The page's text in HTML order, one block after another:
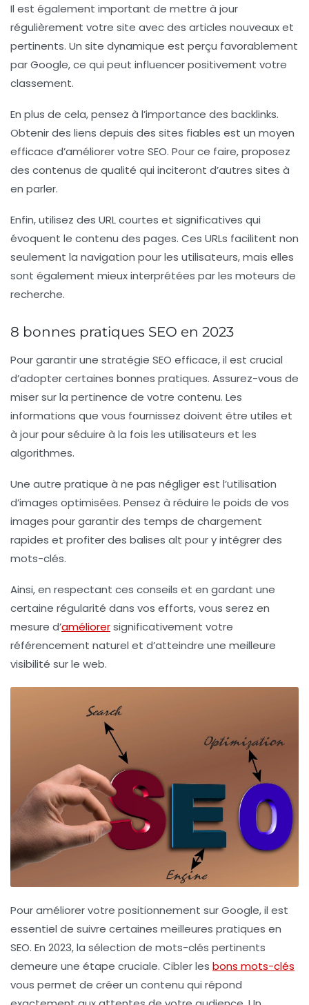
Il est également important de mettre à jour
régulièrement votre site avec des articles nouveaux et
pertinents. Un site dynamique est perçu favorablement
par Google, ce qui peut influencer positivement votre
classement.
En plus de cela, pensez à l’importance des backlinks.
Obtenir des liens depuis des sites fiables est un moyen
efficace d’améliorer votre SEO. Pour ce faire, proposez
des contenus de qualité qui inciteront d’autres sites à
en parler.
Enfin, utilisez des URL courtes et significatives qui
évoquent le contenu des pages. Ces URLs facilitent non
seulement la navigation pour les utilisateurs, mais elles
sont également mieux interprétées par les moteurs de
recherche.
8 bonnes pratiques SEO en 2023
Pour garantir une stratégie SEO efficace, il est crucial
d’adopter certaines bonnes pratiques. Assurez-vous de
miser sur la pertinence de votre contenu. Les
informations que vous fournissez doivent être utiles et
à jour pour séduire à la fois les utilisateurs et les
algorithmes.
Une autre pratique à ne pas négliger est l’utilisation
d’images optimisées. Pensez à réduire le poids de vos
images pour garantir des temps de chargement
rapides et profiter des balises alt pour y intégrer des
mots-clés.
Ainsi, en respectant ces conseils et en gardant une
certaine régularité dans vos efforts, vous serez en
mesure d’améliorersignificativement votre
référencement naturel et d’atteindre une meilleure
visibilité sur le web.
Pouraméliorer votre positionnement sur Google, il est
essentiel de suivre certaines meilleures pratiques en
SEO. En 2023, la sélection de mots-clés pertinents
demeure une étape cruciale. Cibler les bons mots-clés
vous permet de créer un contenu qui répond